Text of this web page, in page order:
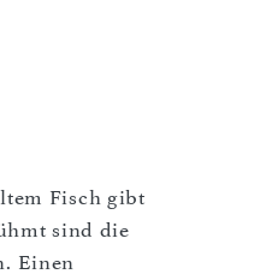
Fisch gibt
sind die
Einen